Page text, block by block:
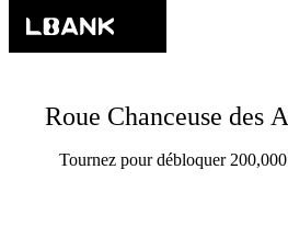
Roue Chanceuse des
Tournez pour débloquer